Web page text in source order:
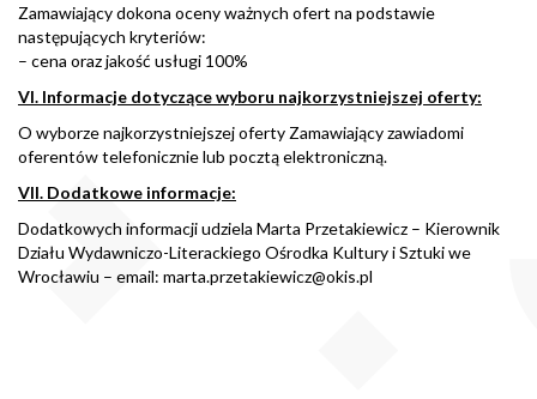
Zamawiający dokona oceny ważnych ofert na podstawie
następujących kryteriów:
– cena oraz jakość usługi 100%
VI. Informacje dotyczące wyboru najkorzystniejszej oferty:
O wyborze najkorzystniejszej oferty Zamawiający zawiadomi
oferentów telefonicznie lub pocztą elektroniczną.
VII. Dodatkowe informacje:
Dodatkowych informacji udziela Marta Przetakiewicz – Kierownik
Działu Wydawniczo-Literackiego Ośrodka Kultury i Sztuki we
Wrocławiu – email: marta.przetakiewicz@okis.pl